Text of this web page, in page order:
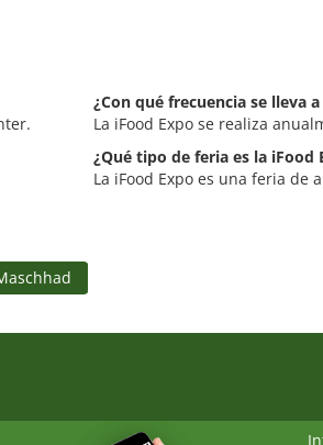
¿Con qué frecuencia se lleva
La iFood Expo se realiza
¿Qué tipo de feria es la iFood
La iFood Expo es una feria de